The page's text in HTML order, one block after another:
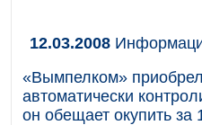
12.03.2008
«Вымпелком»
автоматически
он обещает окупить за